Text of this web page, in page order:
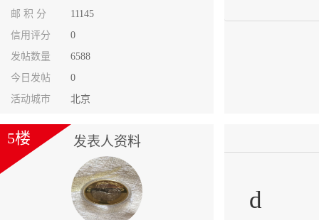
邮 积 分
11145
信用评分
0
发帖数量
6588
今日发帖
0
活动城市
北京
发表人资料
5楼
d